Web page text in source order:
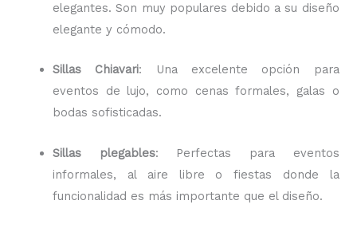
elegantes. Son muy populares debido a su diseño
elegante y cómodo.
Sillas Chiavari: Una excelente opción para
eventos de lujo, como cenas formales, galas o
bodas sofisticadas.
Sillas plegables: Perfectas para eventos
informales, al aire libre o fiestas donde la
funcionalidad es más importante que el diseño.